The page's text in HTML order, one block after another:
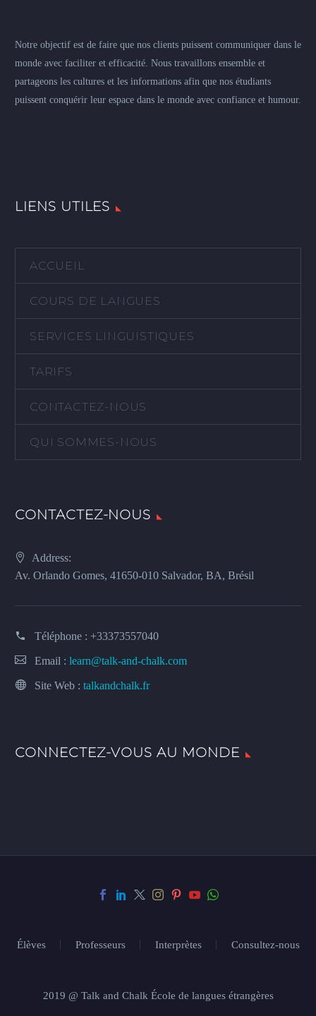
Notre objectif est de faire que nos clients puissent communiquer dans le
monde avec faciliter et efficacité. Nous travaillons ensemble et
partageons les cultures et les informations afin que nos étudiants
puissent conquérir leur espace dans le monde avec confiance et humour.
LIENS UTILES
ACCUEIL
COURS DE LANGUES
SERVICES LINGUISTIQUES
TARIFS
CONTACTEZ-NOUS
QUI SOMMES-NOUS
CONTACTEZ-NOUS
Address:
Av. Orlando Gomes, 41650-010 Salvador, BA, Brésil
Téléphone : +33373557040
Email : learn@talk-and-chalk.com
Site Web : talkandchalk.fr
CONNECTEZ-VOUS AU MONDE
Élèves Professeurs Interprètes Consultez-nous
2019 @ Talk and Chalk École de langues étrangères